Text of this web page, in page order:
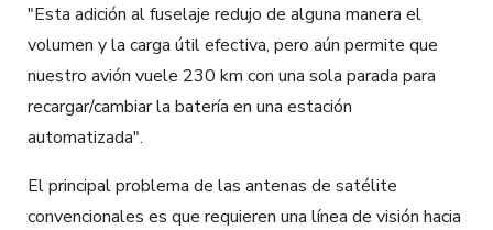
"Esta adición al fuselaje redujo de alguna manera el
volumen y la carga útil efectiva, pero aún permite que
nuestro avión vuele 230 km con una sola parada para
recargar/cambiar la batería en una estación
automatizada".
El principal problema de las antenas de satélite
convencionales es que requieren una línea de visión hacia